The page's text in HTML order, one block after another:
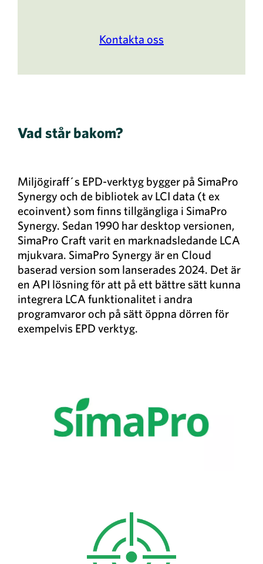
Kontakta oss
Vad står bakom?
Miljögiraff´s EPD-verktyg bygger på SimaPro
Synergy och de bibliotek av LCI data (t ex
ecoinvent) som finns tillgängliga i SimaPro
Synergy. Sedan 1990 har desktop versionen,
SimaPro Craft varit en marknadsledande LCA
mjukvara. SimaPro Synergy är en Cloud
baserad version som lanserades 2024. Det är
en API lösning för att på ett bättre sätt kunna
integrera LCA funktionalitet i andra
programvaror och på sätt öppna dörren för
exempelvis EPD verktyg.